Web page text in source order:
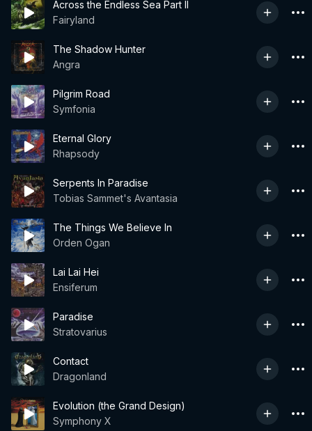
Across the Endless Sea Part II
Fairyland
The Shadow Hunter
Angra
Pilgrim Road
Symfonia
Eternal Glory
Rhapsody
Serpents In Paradise
Tobias Sammet's Avantasia
The Things We Believe In
Orden Ogan
Lai Lai Hei
Ensiferum
Paradise
Stratovarius
Contact
Dragonland
Evolution (the Grand Design)
Symphony X